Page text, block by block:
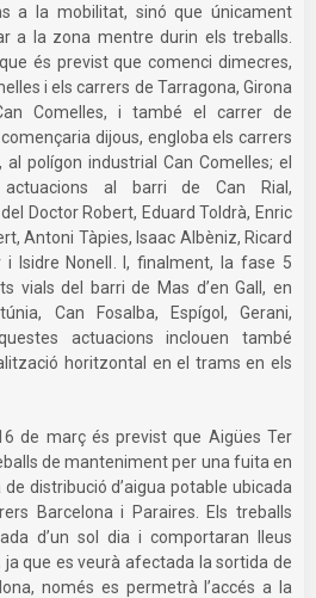
a la mobilitat, sinó que únicament
a la zona mentre durin els treballs.
és previst que comenci dimecres,
i els carrers de Tarragona, Girona
Comelles, i també el carrer de
dijous, engloba els carrers
polígon industrial Can Comelles; el
al barri de Can Rial,
Doctor Robert, Eduard Toldrà, Enric
Antoni Tàpies, Isaac Albèniz, Ricard
i Isidre Nonell. I, finalment, la fase 5
vials del barri de Mas d’en Gall, en
Can Fosalba, Espígol, Gerani,
actuacions inclouen també
horitzontal en el trams en els
de març és previst que Aigües Ter
de manteniment per una fuita en
distribució d’aigua potable ubicada
Barcelona i Paraires. Els treballs
d’un sol dia i comportaran lleus
que es veurà afectada la sortida de
només es permetrà l’accés a la